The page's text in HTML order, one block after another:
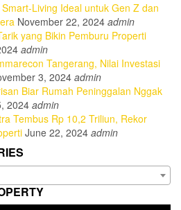
Living Ideal untuk Gen Z dan
November 22, 2024 admin
yang Bikin Pemburu Properti
admin
Tangerang, Nilai Investasi
3, 2024admin
Biar Rumah Peninggalan Nggak
2024admin
Tembus Rp 10,2 Triliun, Rekor
June 22, 2024 admin